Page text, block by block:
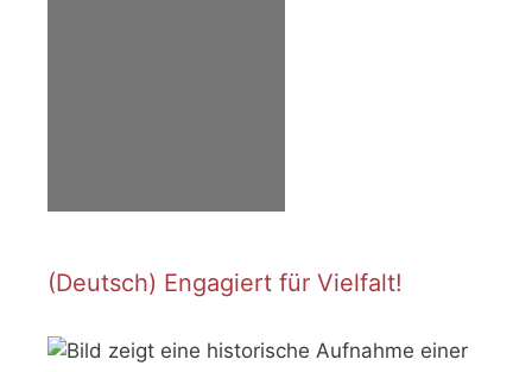
(Deutsch) Engagiert für Vielfalt!